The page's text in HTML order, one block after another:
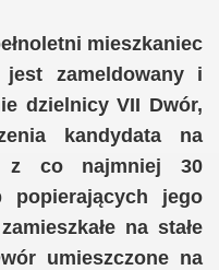
mieszkaniec
zameldowany i
dzielnicy VII Dwór,
kandydata na
z co najmniej 30
popierających jego
na stałe
umieszczone na